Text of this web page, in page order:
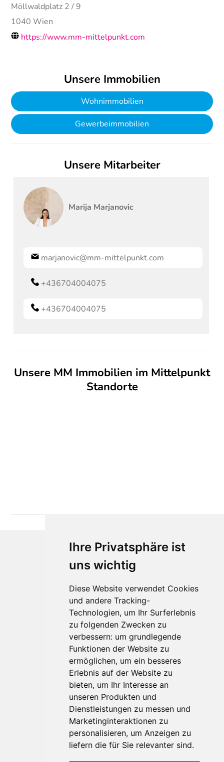
Ihre Privatsphäre ist
uns wichtig
Diese Website verwendet Cookies
und andere Tracking-
Technologien, um Ihr Surferlebnis
zu folgenden Zwecken zu
verbessern: um grundlegende
Funktionen der Website zu
ermöglichen, um ein besseres
Erlebnis auf der Website zu
bieten, um Ihr Interesse an
unseren Produkten und
Dienstleistungen zu messen und
Marketinginteraktionen zu
personalisieren, um Anzeigen zu
liefern die für Sie relevanter sind.
Möllwaldplatz 2 / 9
1040Wien
https://www.mm-mittelpunkt.com
Unsere Immobilien
Wohnimmobilien
Gewerbeimmobilien
Unsere Mitarbeiter
Marija Marjanovic
marjanovic@mm-mittelpunkt.com
+436704004075
+436704004075
Unsere MM Immobilien im Mittelpunkt
Standorte
Für Makler:innen
Über Uns
Vorteile
Kontakt
Software Partner
Teilnahme
FAQ
Für Makler:innen